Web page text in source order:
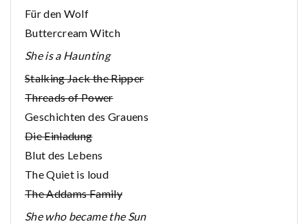
Für den Wolf
Buttercream Witch
She is a Haunting
Stalking Jack the Ripper
Threads of Power
Geschichten des Grauens
Die Einladung
Blut des Lebens
The Quiet is loud
The Addams Family
She who became the Sun